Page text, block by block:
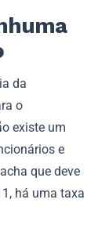
da
o
existe um
e
que deve
há uma taxa